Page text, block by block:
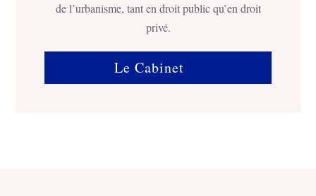
de l’urbanisme, tant en droit public qu’en droit
privé.
Le Cabinet